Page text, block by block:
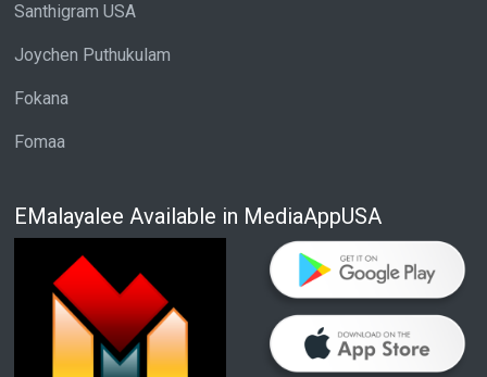
Santhigram USA
Joychen Puthukulam
Fokana
Fomaa
EMalayalee Available in MediaAppUSA